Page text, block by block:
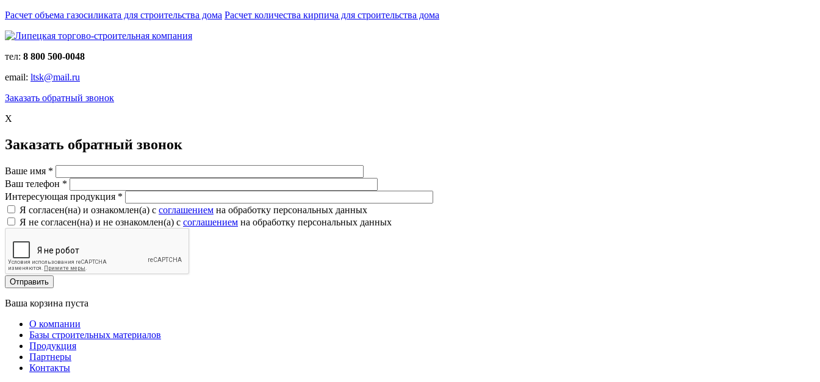
Расчет объема газосиликата для строительства дома Расчет количества кирпича для строительства дома
тел: 8 800 500-0048
email: ltsk@mail.ru
Заказать обратный звонок
X
Заказать обратный звонок
Ваше имя *
Ваш телефон *
Интересующая продукция *
Я согласен(на) и ознакомлен(a) с соглашением на обработку персональных данных
Я не согласен(на) и не ознакомлен(a) с соглашением на обработку персональных данных
Ваша корзина пуста
О компании
Базы строительных материалов
Продукция
Партнеры
Контакты